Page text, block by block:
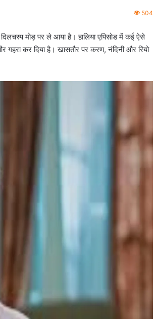
504
दिलचस्प मोड़ पर ले आया है। हालिया एपिसोड में कई ऐसे
कर दिया है। खासतौर पर करण, नंदिनी और रियो